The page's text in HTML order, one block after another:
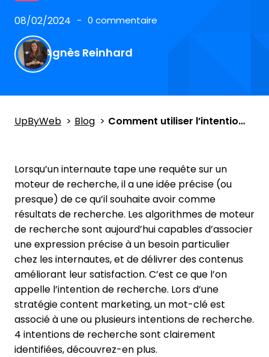
08/02/2024 0 commentaire
Agnès Reinhard
UpByWeb Blog Comment utiliser l’intention de recherche d’un mot-clé ?
Lorsqu’un internaute tape une requête sur un
moteur de recherche, il a une idée précise (ou
presque) de ce qu’il souhaite avoir comme
résultats de recherche. Les algorithmes de moteur
de recherche sont aujourd’hui capables d’associer
une expression précise à un besoin particulier
chez les internautes, et de délivrer des contenus
améliorant leur satisfaction. C’est ce que l’on
appelle l’intention de recherche. Lors d’une
stratégie content marketing, un mot-clé est
associé à une ou plusieurs intentions de recherche.
4 intentions de recherche sont clairement
identifiées, découvrez-en plus.